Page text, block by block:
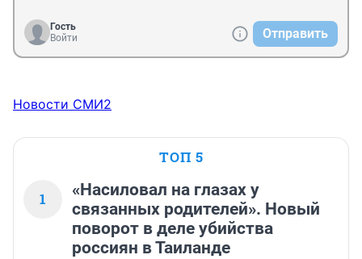
Гость
Войти
Отправить
Новости СМИ2
ТОП 5
1
«Насиловал на глазах у
связанных родителей». Новый
поворот в деле убийства
россиян в Таиланде